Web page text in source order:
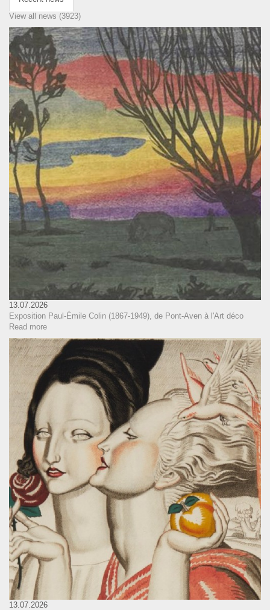
View all news (3923)
13.07.2026
Exposition Paul-Émile Colin (1867-1949), de Pont-Aven à l'Art déco
Read more
13.07.2026